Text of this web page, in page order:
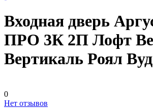
Входная дверь
ПРО 3К 2П Лофт
Вертикаль Роял
0
Нет отзывов